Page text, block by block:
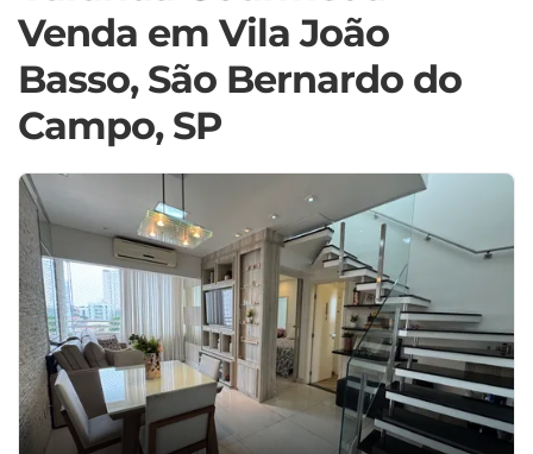
Venda em Vila João
Basso, São Bernardo do
Campo, SP